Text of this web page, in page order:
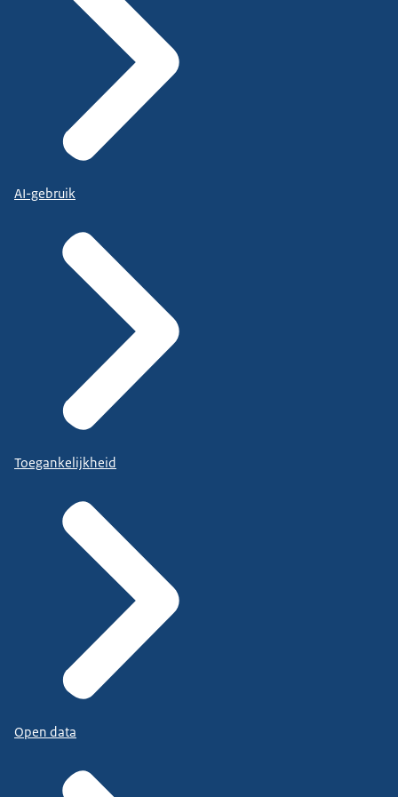
AI-gebruik
Toegankelijkheid
Open data